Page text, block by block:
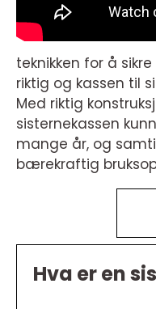
teknikken for å
riktig og kassen til
Med riktig
sisternekassen
mange år, og
bærekraftig
Hva er en